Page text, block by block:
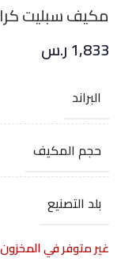
مكيف سبليت كرافت 18000
1,833ر.س
البراند
حجم المكيف
بلد التصنيع
غير متوفر في المخزون